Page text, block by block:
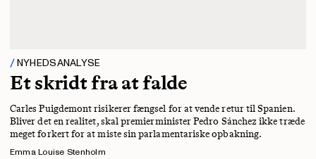
NYHEDSANALYSE
Et skridt fra at falde
Carles Puigdemont risikerer fængsel for at vende retur til Spanien.
Bliver det en realitet, skal premierminister Pedro Sánchez ikke træde
meget forkert for at miste sin parlamentariske opbakning.
Emma Louise Stenholm